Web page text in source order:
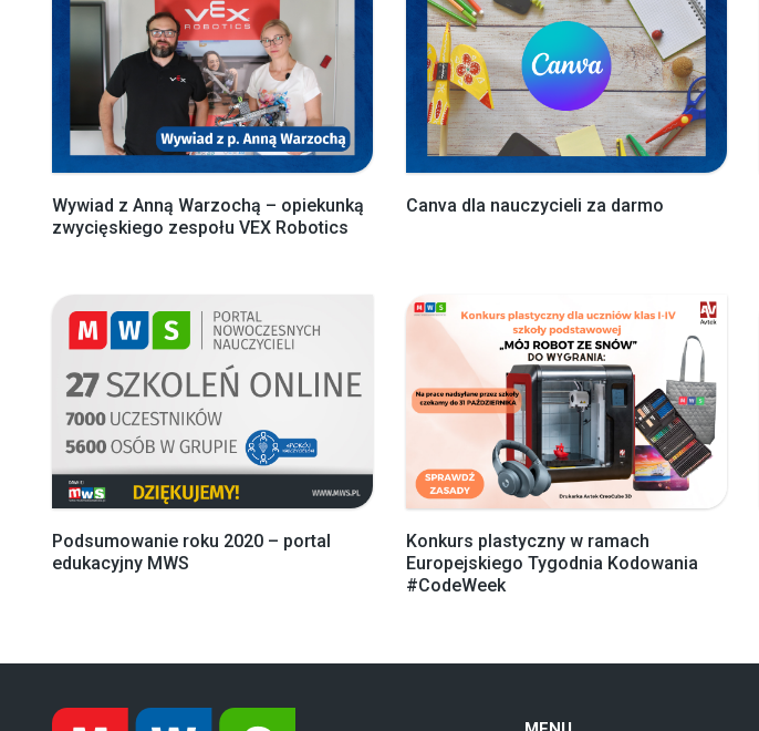
Wywiad z Anną Warzochą – opiekunką
zwycięskiego zespołu VEX Robotics
Canva dla nauczycieli za darmo
Podsumowanie roku 2020 – portal
edukacyjny MWS
Konkurs plastyczny w ramach
Europejskiego Tygodnia Kodowania
#CodeWeek